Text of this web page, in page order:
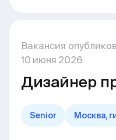
Вакансия
10 июня 2026
Дизайнер
Senior Москва,